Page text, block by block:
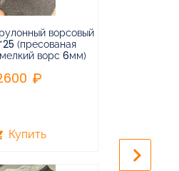
ворсовый
(пресованая
ворс 6мм)
Купить
keyboard_arrow_right